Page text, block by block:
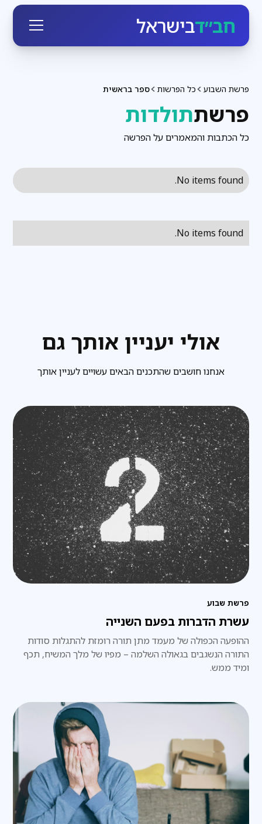
חב״דבישראל
פרשת השבוע כל הפרשות ספר בראשית
פרשתתולדות
כל הכתבות והמאמרים על הפרשה
No items found.
No items found.
אולי יעניין אותך גם
אנחנו חושבים שהתכנים הבאים עשויים לעניין אותך
פרשת שבוע
עשרת הדברות בפעם השנייה
ההופעה הכפולה של מעמד מתן תורה רומזת להתגלות סודות
התורה הנשגבים בגאולה השלמה – מפיו של מלך המשיח, תכף
ומיד ממש.